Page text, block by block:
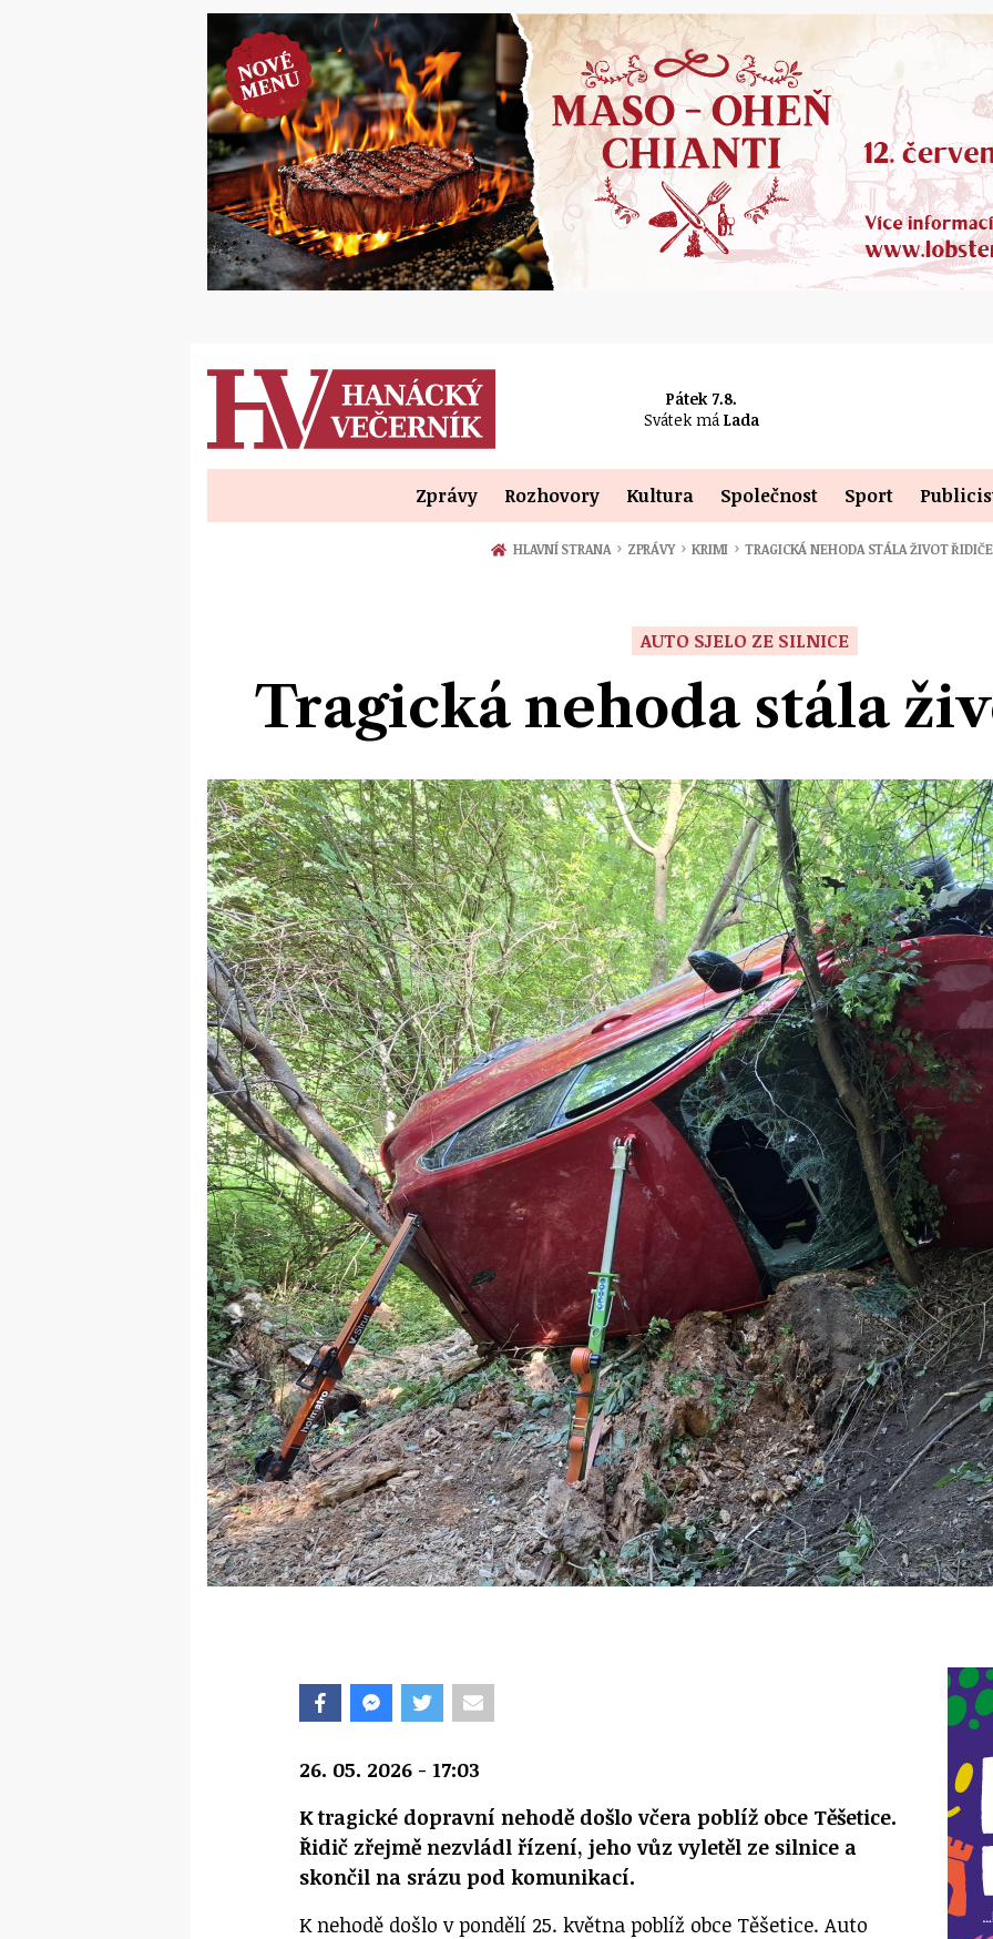
Pátek 7.8.
Svátek má Lada
Zprávy Rozhovory Kultura Společnost Sport
HLAVNÍ STRANA › ZPRÁVY › KRIMI › TRAGICKÁ NEHODA STÁLA ŽIVOT ŘIDIČE
AUTO SJELO ZE SILNICE
Tragická nehoda stála
26. 05. 2026 - 17:03
K tragické dopravní nehodě došlo včera poblíž obce Těšetice.
Řidič zřejmě nezvládl řízení, jeho vůz vyletěl ze silnice a
skončil na srázu pod komunikací.
K nehodě došlo v pondělí 25. května poblíž obce Těšetice. Auto